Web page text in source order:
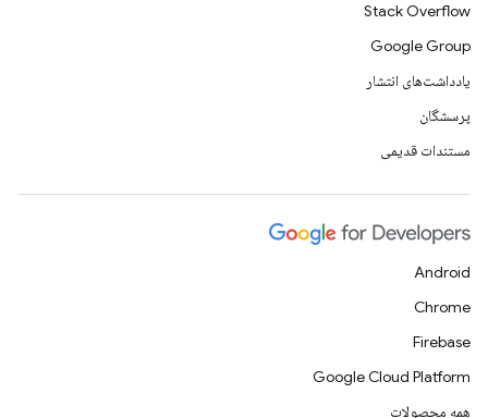
Stack Overflow
Google Group
یادداشت‌های انتشار
پرسشگان
مستندات قدیمی
Android
Chrome
Firebase
Google Cloud Platform
همه محصولات